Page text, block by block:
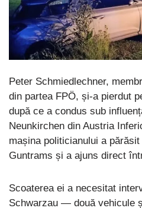
Peter Schmiedlechner,
din partea FPÖ, și-a pierdut
după ce a condus sub
Neunkirchen din Austria
mașina politicianului a
Guntrams și a ajuns direct
Scoaterea ei a necesitat
Schwarzau — două vehicule